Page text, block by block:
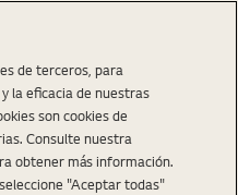
de terceros, para
la eficacia de nuestras
son cookies de
Consulte nuestra
obtener más información.
"Aceptar todas"